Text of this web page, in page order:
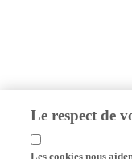
Le respect de
Les cookies nous